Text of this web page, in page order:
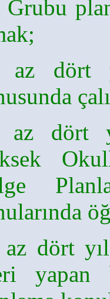
Grubu
az dört
az dört
az dört
yapan